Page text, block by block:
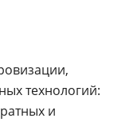
технологий:
и